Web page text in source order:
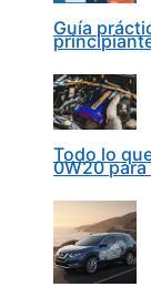
Guía
Todo lo
0W20